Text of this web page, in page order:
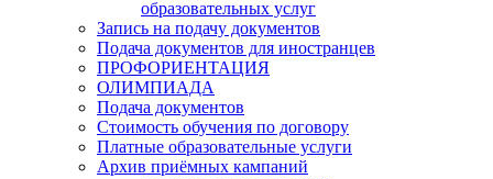
образовательных услуг
Запись на подачу документов
Подача документов для иностранцев
ПРОФОРИЕНТАЦИЯ
ОЛИМПИАДА
Подача документов
Стоимость обучения по договору
Платные образовательные услуги
Архив приёмных кампаний